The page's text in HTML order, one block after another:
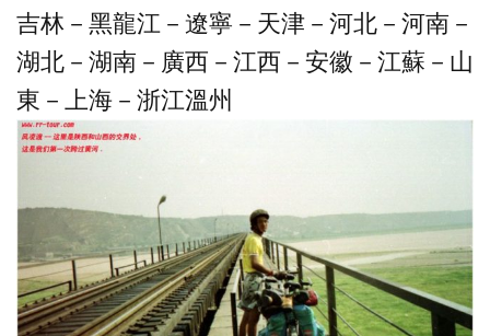
吉林－黑龍江－遼寧－天津－河北－河南－
湖北－湖南－廣西－江西－安徽－江蘇－山
東－上海－浙江溫州